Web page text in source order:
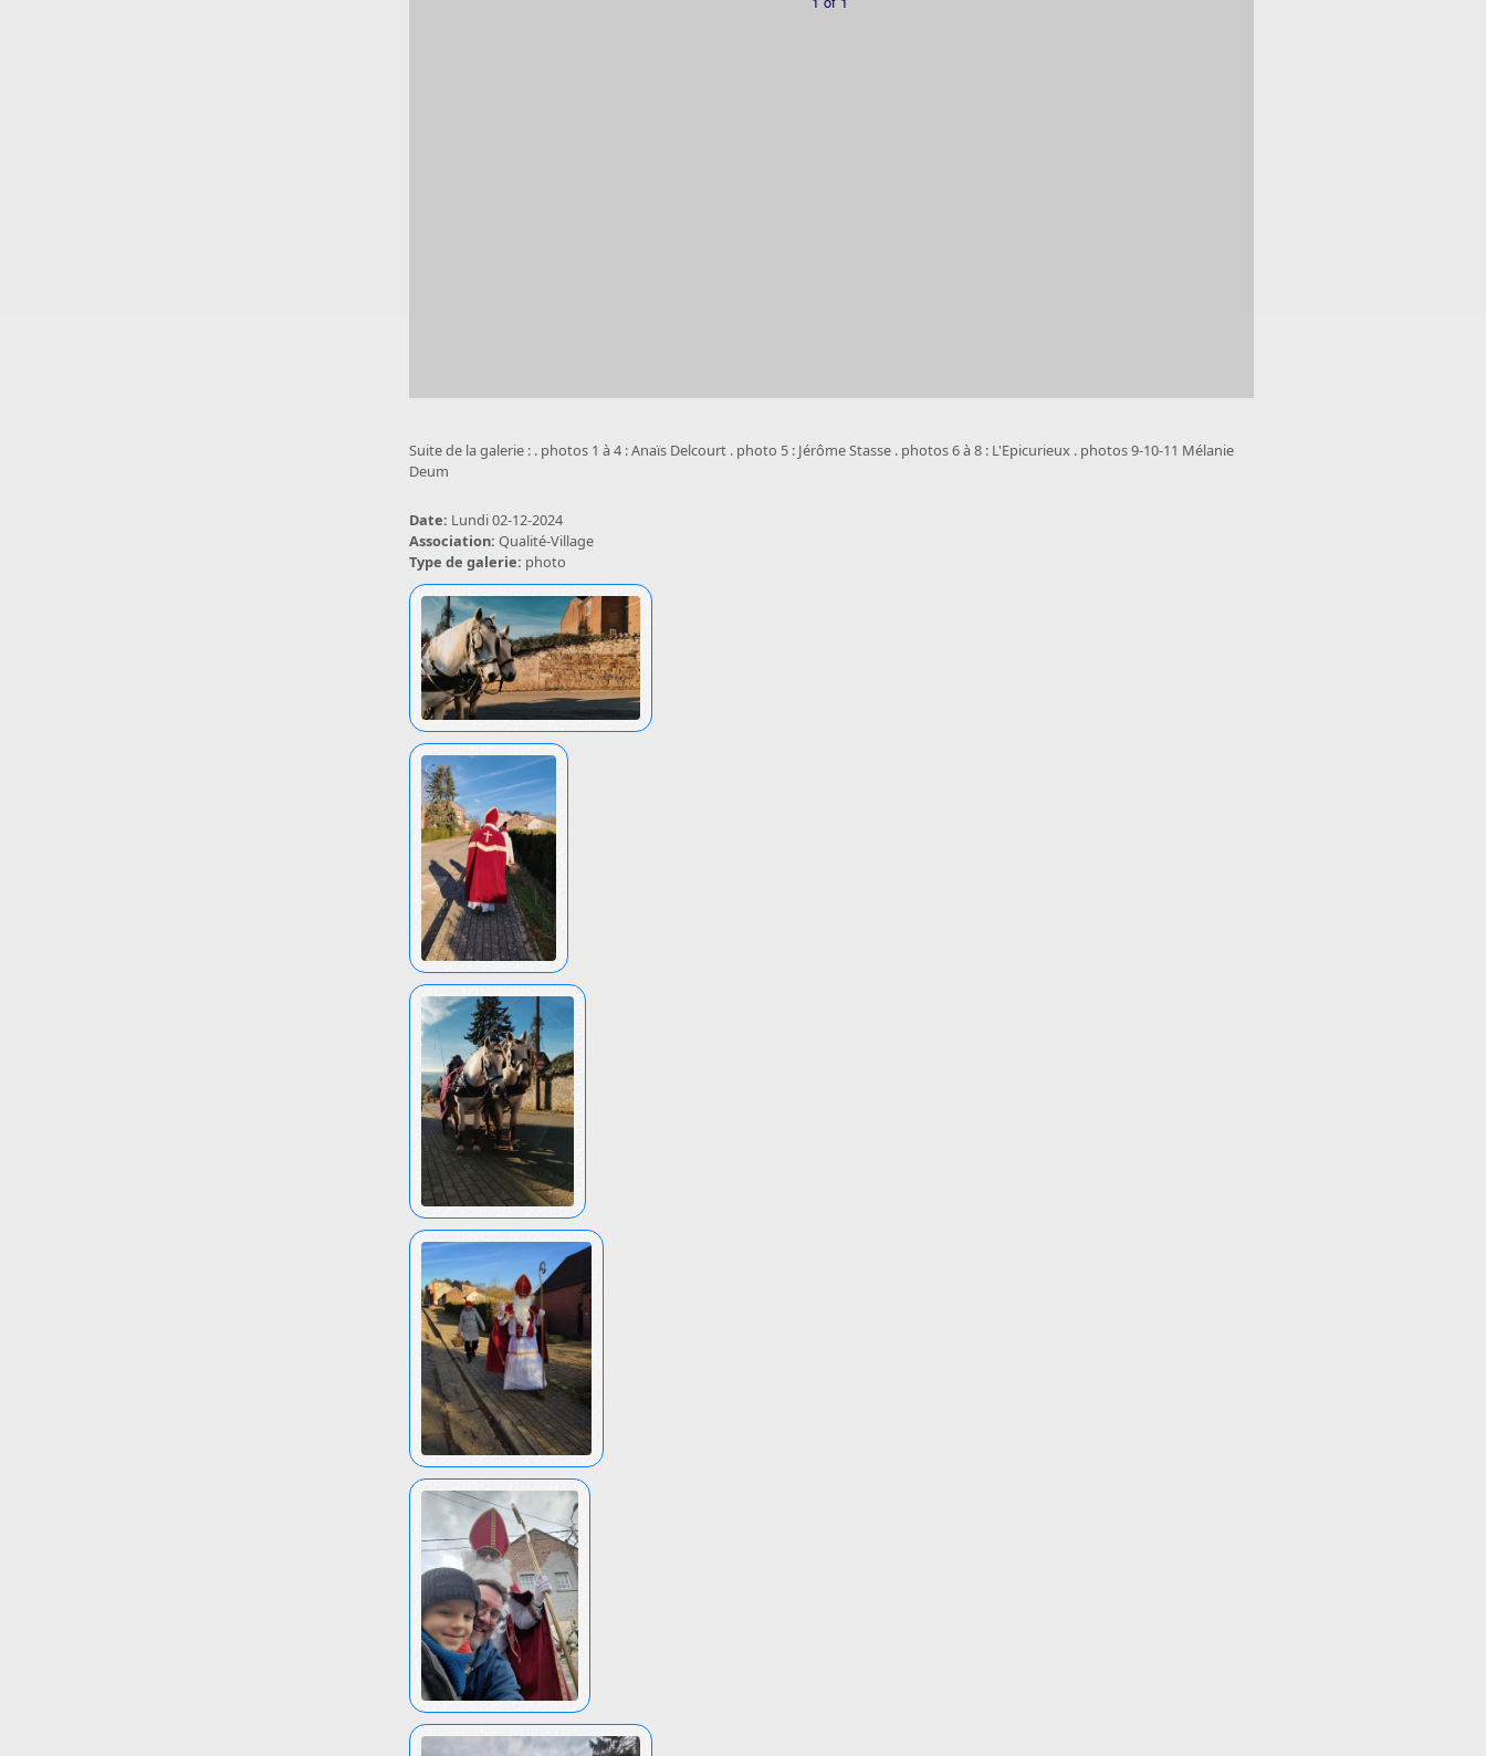
Suite de la galerie : . photos 1 à 4 : Anaïs Delcourt . photo 5 : Jérôme Stasse . photos 6 à 8 : L'Epicurieux . photos 9-10-11 Mélanie
Deum
Date: Lundi 02-12-2024
Association:Qualité-Village
Type de galerie: photo